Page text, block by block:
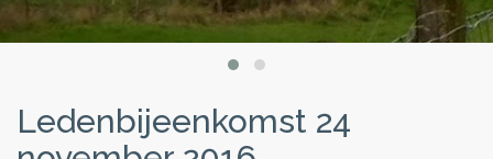
Ledenbijeenkomst 24